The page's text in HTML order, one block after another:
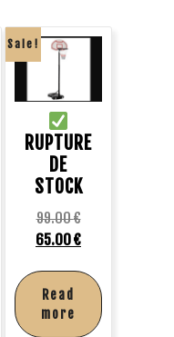
Sale!
RUPTURE
DE
STOCK
99.00€
65.00€
Read
more